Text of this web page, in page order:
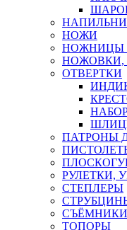
НОЖИ
НОЖНИЦЫ
НОЖОВКИ,
ОТВЕРТКИ
ПАТРОНЫ
РУЛЕТКИ,
СТЕПЛЕРЫ
ТОПОРЫ